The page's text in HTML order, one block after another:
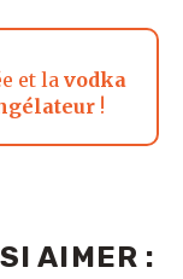
et la vodka
!
AIMER :